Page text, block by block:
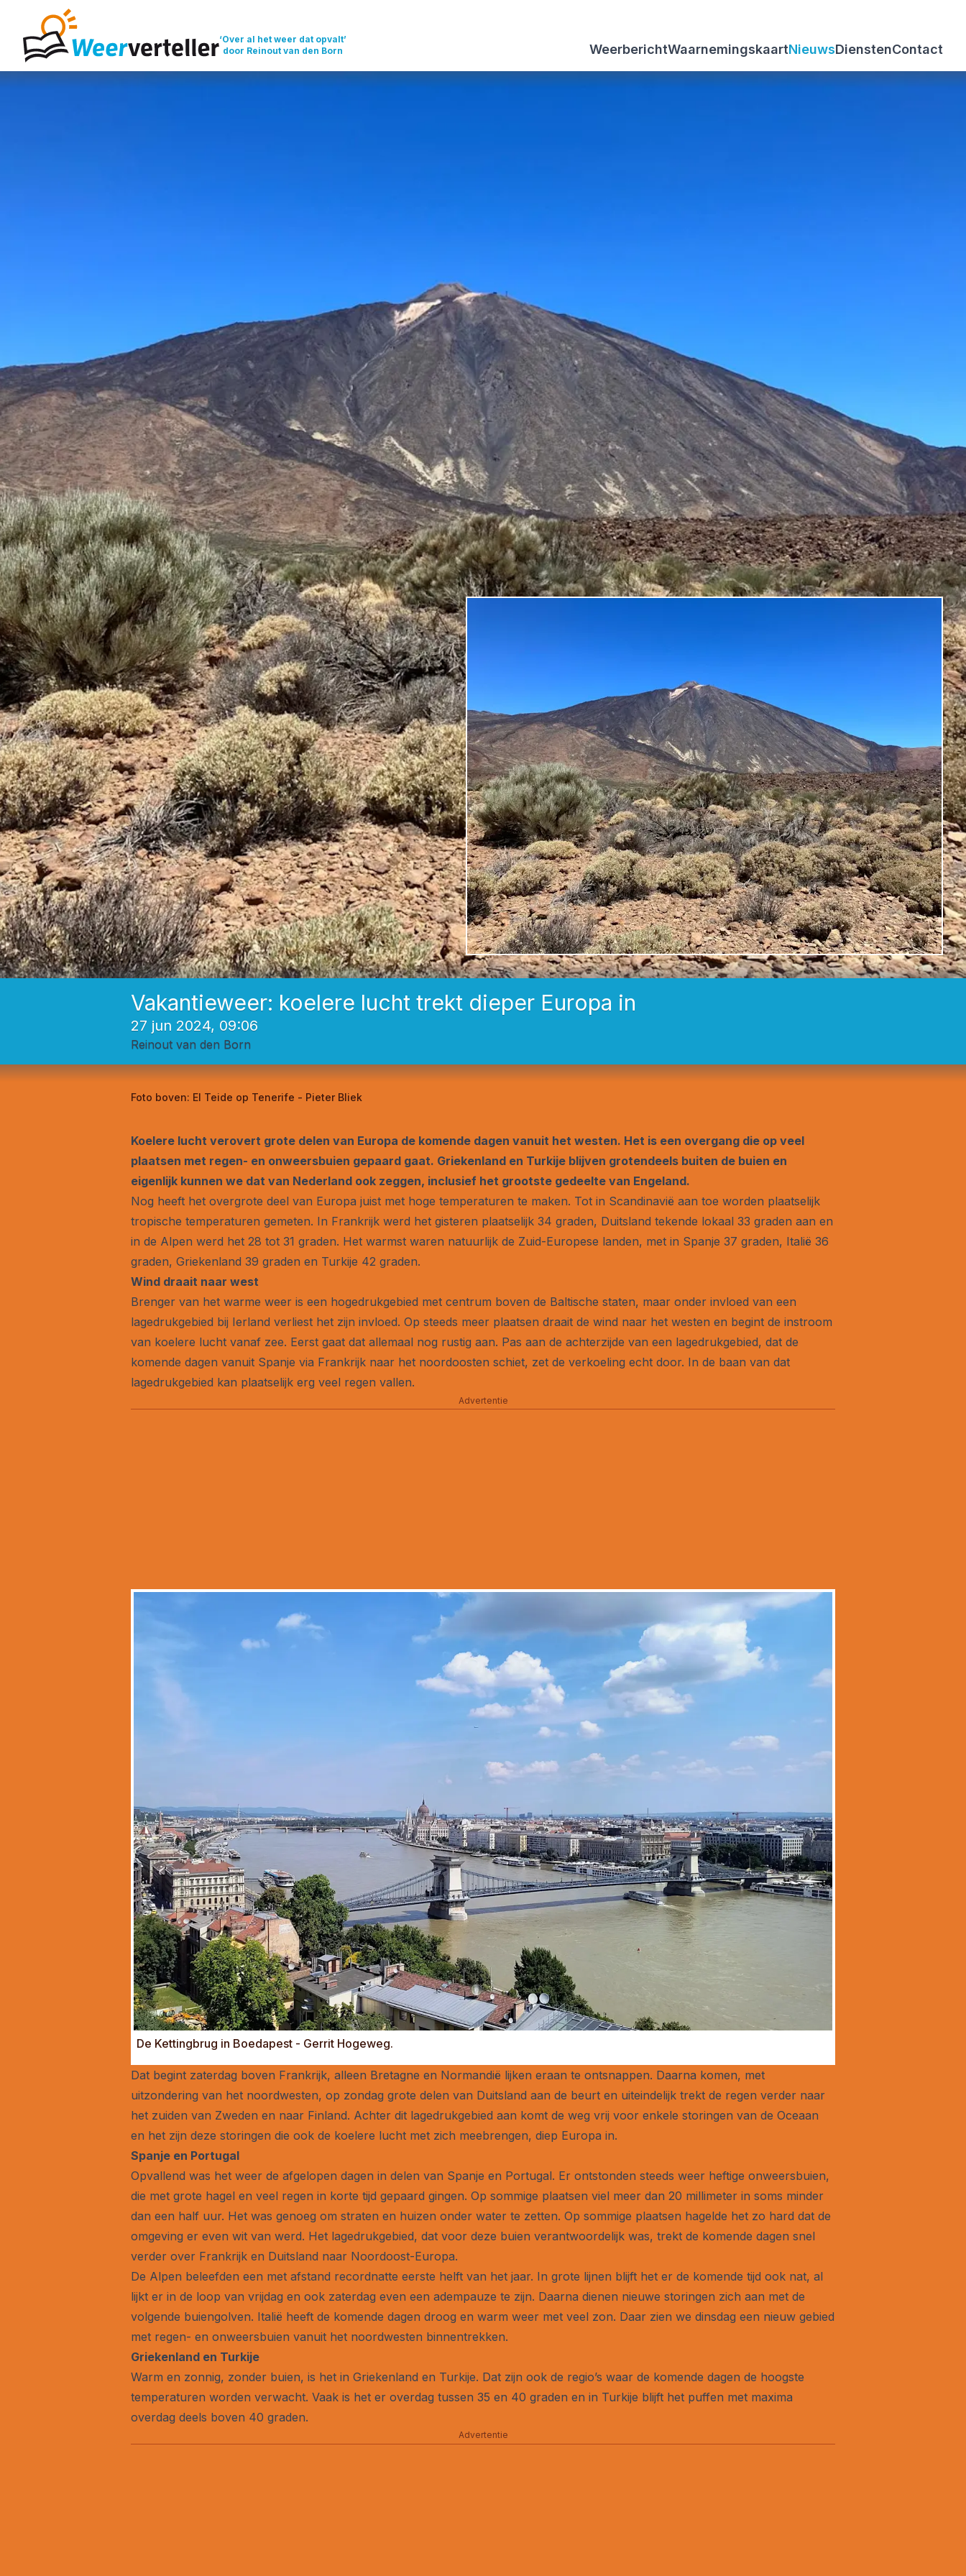
‘Over al het weer dat opvalt’
door Reinout van den Born
WeerberichtWaarnemingskaartNieuwsDienstenContact
Vakantieweer: koelere lucht trekt dieper Europa in
27 jun 2024, 09:06
Reinout van den Born
Foto boven: El Teide op Tenerife - Pieter Bliek
Koelere lucht verovert grote delen van Europa de komende dagen vanuit het westen. Het is een overgang die op veel
plaatsen met regen- en onweersbuien gepaard gaat. Griekenland en Turkije blijven grotendeels buiten de buien en
eigenlijk kunnen we dat van Nederland ook zeggen, inclusief het grootste gedeelte van Engeland.
Nog heeft het overgrote deel van Europa juist met hoge temperaturen te maken. Tot in Scandinavië aan toe worden plaatselijk
tropische temperaturen gemeten. In Frankrijk werd het gisteren plaatselijk 34 graden, Duitsland tekende lokaal 33 graden aan en
in de Alpen werd het 28 tot 31 graden. Het warmst waren natuurlijk de Zuid-Europese landen, met in Spanje 37 graden, Italië 36
graden, Griekenland 39 graden en Turkije 42 graden.
Wind draait naar west
Brenger van het warme weer is een hogedrukgebied met centrum boven de Baltische staten, maar onder invloed van een
lagedrukgebied bij Ierland verliest het zijn invloed. Op steeds meer plaatsen draait de wind naar het westen en begint de instroom
van koelere lucht vanaf zee. Eerst gaat dat allemaal nog rustig aan. Pas aan de achterzijde van een lagedrukgebied, dat de
komende dagen vanuit Spanje via Frankrijk naar het noordoosten schiet, zet de verkoeling echt door. In de baan van dat
lagedrukgebied kan plaatselijk erg veel regen vallen.
Advertentie
De Kettingbrug in Boedapest - Gerrit Hogeweg.
Dat begint zaterdag boven Frankrijk, alleen Bretagne en Normandië lijken eraan te ontsnappen. Daarna komen, met
uitzondering van het noordwesten, op zondag grote delen van Duitsland aan de beurt en uiteindelijk trekt de regen verder naar
het zuiden van Zweden en naar Finland. Achter dit lagedrukgebied aan komt de weg vrij voor enkele storingen van de Oceaan
en het zijn deze storingen die ook de koelere lucht met zich meebrengen, diep Europa in.
Spanje en Portugal
Opvallend was het weer de afgelopen dagen in delen van Spanje en Portugal. Er ontstonden steeds weer heftige onweersbuien,
die met grote hagel en veel regen in korte tijd gepaard gingen. Op sommige plaatsen viel meer dan 20 millimeter in soms minder
dan een half uur. Het was genoeg om straten en huizen onder water te zetten. Op sommige plaatsen hagelde het zo hard dat de
omgeving er even wit van werd. Het lagedrukgebied, dat voor deze buien verantwoordelijk was, trekt de komende dagen snel
verder over Frankrijk en Duitsland naar Noordoost-Europa.
De Alpen beleefden een met afstand recordnatte eerste helft van het jaar. In grote lijnen blijft het er de komende tijd ook nat, al
lijkt er in de loop van vrijdag en ook zaterdag even een adempauze te zijn. Daarna dienen nieuwe storingen zich aan met de
volgende buiengolven. Italië heeft de komende dagen droog en warm weer met veel zon. Daar zien we dinsdag een nieuw gebied
met regen- en onweersbuien vanuit het noordwesten binnentrekken.
Griekenland en Turkije
Warm en zonnig, zonder buien, is het in Griekenland en Turkije. Dat zijn ook de regio’s waar de komende dagen de hoogste
temperaturen worden verwacht. Vaak is het er overdag tussen 35 en 40 graden en in Turkije blijft het puffen met maxima
overdag deels boven 40 graden.
Advertentie